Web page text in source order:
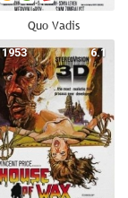
Quo Vadis
6.1
1953